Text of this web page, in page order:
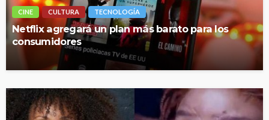
CINE CULTURA TECNOLOGÍA
Netflix agregará un plan más barato para los
consumidores